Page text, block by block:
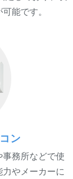
能です。
ン
務所などで使
やメーカーに